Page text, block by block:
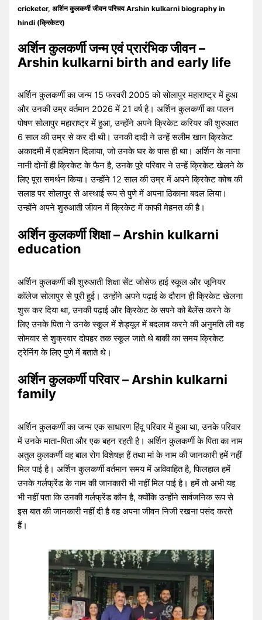
cricketer, अर्शिन कुलकर्णी जीवन परिचय Arshin kulkarni biography in
hindi (क्रिकेटर)
अर्शिन कुलकर्णी जन्म एवं प्रारंभिक जीवन –
Arshin kulkarni birth and early life
अर्शिन कुलकर्णी का जन्म 15 फरवरी 2005 को सोलापुर महाराष्ट्र में हुआ
और उनकी उम्र वर्तमान 2026 में 21 वर्ष है। अर्शिन कुलकर्णी का पालन
पोषण सोलापुर महाराष्ट्र में हुआ, उन्होंने अपने क्रिकेट करियर की शुरुआत
6 साल की उम्र से कर दी थी। उनकी दादी ने उन्हें सलीम खान क्रिकेट
अकादमी में एडमिशन दिलाया, जो उनके घर के पास ही था। अर्शिन के नाना
नानी दोनों ही क्रिकेट के फैन है, उनके पूरे परिवार ने उन्हें क्रिकेट खेलने के
लिए पूरा समर्थन किया। उन्होंने 12 साल की उम्र में अपने क्रिकेट कोच की
सलाह पर सोलापुर से अस्थाई रूप से पुणे में अपना ठिकाना बदल लिया।
उन्होंने अपने शुरुआती जीवन में क्रिकेट में काफी मेहनत की है।
अर्शिन कुलकर्णी शिक्षा – Arshin kulkarni
education
अर्शिन कुलकर्णी की शुरुआती शिक्षा सेंट जोसेफ हाई स्कूल और जूनियर
कॉलेज सोलापुर से पूरी हुई। उन्होंने अपने पढ़ाई के दौरान ही क्रिकेट खेलना
शुरू कर दिया था, उनकी पढ़ाई और क्रिकेट के सपने को बैलेंस करने के
लिए उनके पिता ने उनके स्कूल में शेड्यूल में बदलाव करने की अनुमति ली वह
सोमवार से शुक्रवार दोपहर तक स्कूल जाते थे बाकी का समय क्रिकेट
ट्रेनिंग के लिए पुणे में बताते थे।
अर्शिन कुलकर्णी परिवार – Arshin kulkarni
family
अर्शिन कुलकर्णी का जन्म एक साधारण हिंदू परिवार में हुआ था, उनके परिवार
में उनके माता-पिता और एक बहन रहती है। अर्शिन कुलकर्णी के पिता का नाम
अतुल कुलकर्णी वह बाल रोग विशेषज्ञ हैं तथा मां के नाम की जानकारी हमें नहीं
मिल पाई है। अर्शिन कुलकर्णी वर्तमान समय में अविवाहित है, फिलहाल हमें
उनके गर्लफ्रेंड के नाम की जानकारी भी नहीं मिल पाई है। हमें तो अभी यह
भी नहीं पता कि उनकी गर्लफ्रेंड कौन है, क्योंकि उन्होंने सार्वजनिक रूप से
इस बात की जानकारी नहीं दी है वह अपना जीवन निजी रखना पसंद करते
हैं।